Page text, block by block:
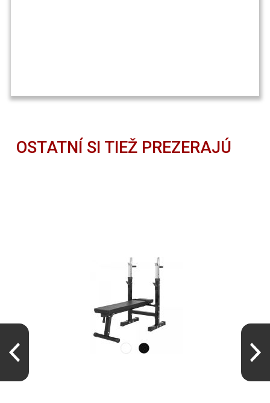
OSTATNÍ SI TIEŽ PREZERAJÚ